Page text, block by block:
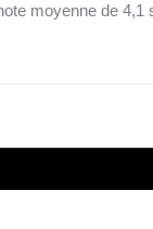
moyenne de